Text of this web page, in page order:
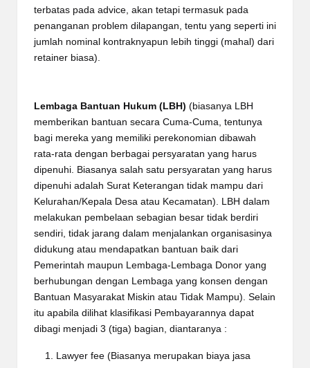
terbatas pada advice, akan tetapi termasuk pada
penanganan problem dilapangan, tentu yang seperti ini
jumlah nominal kontraknyapun lebih tinggi (mahal) dari
retainer biasa).
Lembaga Bantuan Hukum (LBH) (biasanya LBH
memberikan bantuan secara Cuma-Cuma, tentunya
bagi mereka yang memiliki perekonomian dibawah
rata-rata dengan berbagai persyaratan yang harus
dipenuhi. Biasanya salah satu persyaratan yang harus
dipenuhi adalah Surat Keterangan tidak mampu dari
Kelurahan/Kepala Desa atau Kecamatan). LBH dalam
melakukan pembelaan sebagian besar tidak berdiri
sendiri, tidak jarang dalam menjalankan organisasinya
didukung atau mendapatkan bantuan baik dari
Pemerintah maupun Lembaga-Lembaga Donor yang
berhubungan dengan Lembaga yang konsen dengan
Bantuan Masyarakat Miskin atau Tidak Mampu). Selain
itu apabila dilihat klasifikasi Pembayarannya dapat
dibagi menjadi 3 (tiga) bagian, diantaranya :
Lawyer fee (Biasanya merupakan biaya jasa